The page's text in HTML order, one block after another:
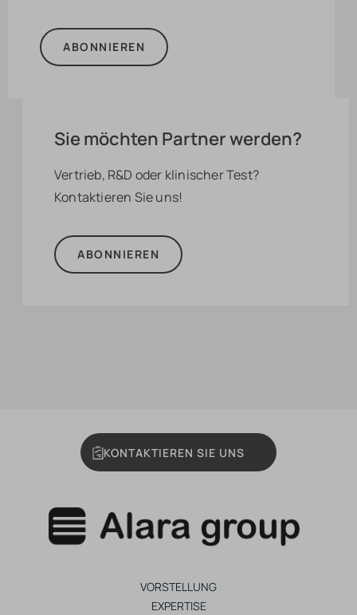
ABONNIEREN
Sie möchten Partner werden?
Vertrieb, R&D oder klinischer Test?
Kontaktieren Sie uns!
ABONNIEREN
KONTAKTIEREN SIE UNS
VORSTELLUNG
EXPERTISE